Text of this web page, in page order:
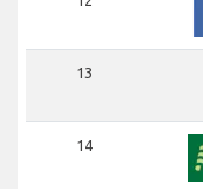
13
14